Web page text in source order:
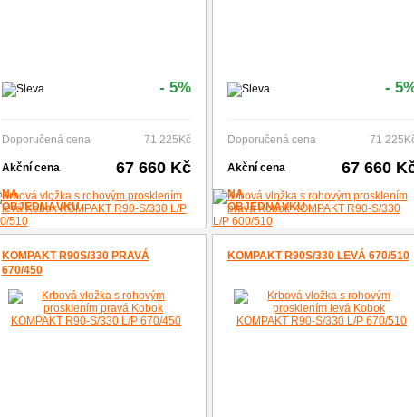
Doporučená cena 71 225Kč
Akční cena 67 660 Kč
- 5%
NA
OBJEDNÁVKU
Doporučená cena 71
Akční cena 67 660
-
NA
OBJEDNÁVKU
KOMPAKT R90S/330 PRAVÁ
670/450
KOMPAKT R90S/330 LEVÁ 670/510